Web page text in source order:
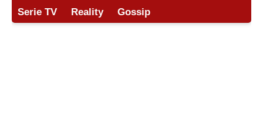
Serie TV
Reality Gossip